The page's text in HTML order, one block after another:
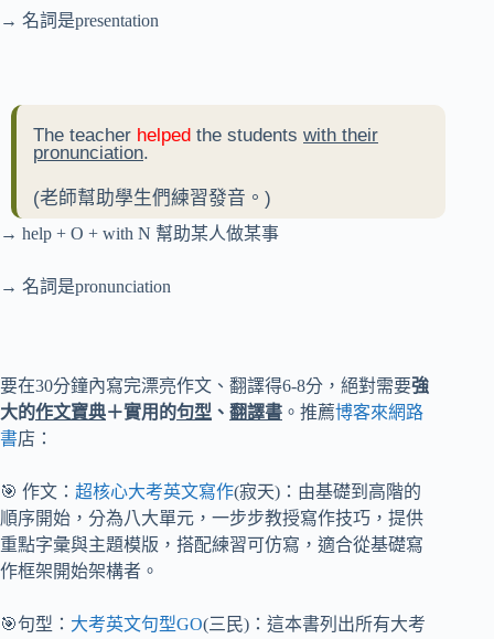
→ 名詞是presentation
The teacher helped the students with their
pronunciation.
(老師幫助學生們練習發音。)
→ help + O + with N 幫助某人做某事
→ 名詞是pronunciation
要在30分鐘內寫完漂亮作文、翻譯得6-8分，絕對需要強
大的作文寶典＋實用的句型 、 翻譯書 。推薦博客來網路
書店：
🎯 作文： 超核心大考英文寫作(寂天)：由基礎到高階的
順序開始，分為八大單元，一步步教授寫作技巧，提供
重點字彙與主題模版，搭配練習可仿寫，適合從基礎寫
作框架開始架構者。
🎯句型： 大考英文句型GO(三民)：這本書列出所有大考